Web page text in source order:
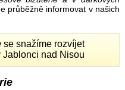
průběžně informovat v našich
se snažíme rozvíjet
Jablonci nad Nisou